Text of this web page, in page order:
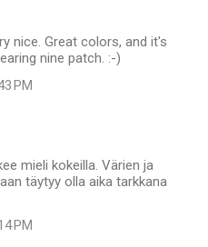
nice. Great colors, and it's
nine patch. :-)
PM
mieli kokeilla. Värien ja
täytyy olla aika tarkkana
PM